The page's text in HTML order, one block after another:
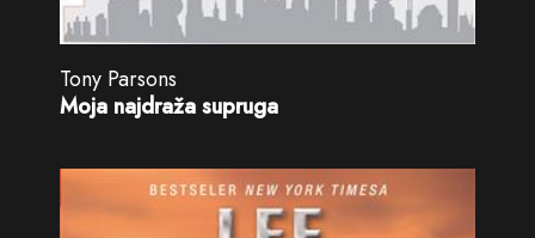
Tony Parsons
Moja najdraža supruga